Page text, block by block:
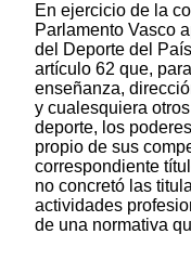
En ejercicio de la
Parlamento Vasco
del Deporte del
artículo 62 que,
enseñanza,
y cualesquiera
deporte, los
propio de sus
correspondiente
no concretó las
actividades
de una normativa